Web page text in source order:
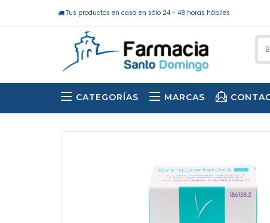
Tus productos en casa en sólo 24 - 48 horas hábiles
CATEGORÍAS MARCAS